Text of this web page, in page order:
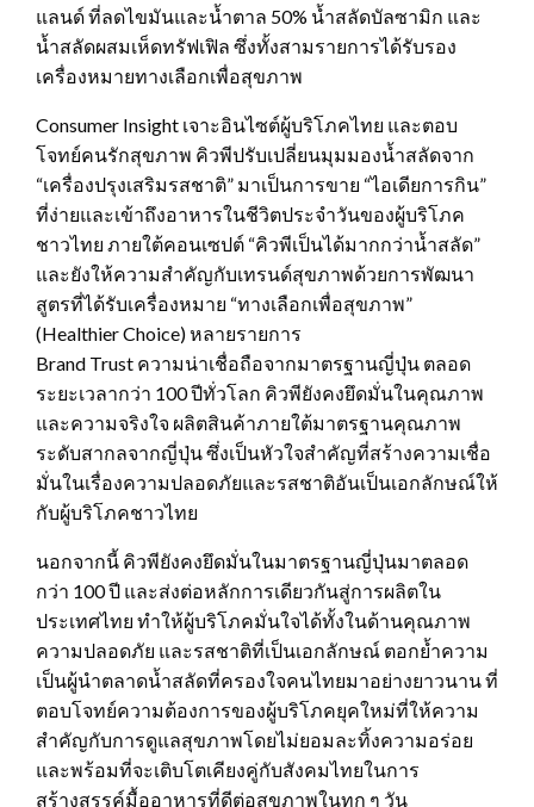
แลนด์ ที่ลดไขมันและน้ำตาล 50% น้ำสลัดบัลซามิก และ
น้ำสลัดผสมเห็ดทรัฟเฟิล ซึ่งทั้งสามรายการได้รับรอง
เครื่องหมายทางเลือกเพื่อสุขภาพ
Consumer Insight เจาะอินไซต์ผู้บริโภคไทย และตอบ
โจทย์คนรักสุขภาพ คิวพีปรับเปลี่ยนมุมมองน้ำสลัดจาก
“เครื่องปรุงเสริมรสชาติ” มาเป็นการขาย “ไอเดียการกิน”
ที่ง่ายและเข้าถึงอาหารในชีวิตประจำวันของผู้บริโภค
ชาวไทย ภายใต้คอนเซปต์ “คิวพีเป็นได้มากกว่าน้ำสลัด”
และยังให้ความสำคัญกับเทรนด์สุขภาพด้วยการพัฒนา
สูตรที่ได้รับเครื่องหมาย “ทางเลือกเพื่อสุขภาพ”
(Healthier Choice) หลายรายการ
Brand Trust ความน่าเชื่อถือจากมาตรฐานญี่ปุ่น ตลอด
ระยะเวลากว่า 100 ปีทั่วโลก คิวพียังคงยึดมั่นในคุณภาพ
และความจริงใจ ผลิตสินค้าภายใต้มาตรฐานคุณภาพ
ระดับสากลจากญี่ปุ่น ซึ่งเป็นหัวใจสำคัญที่สร้างความเชื่อ
มั่นในเรื่องความปลอดภัยและรสชาติอันเป็นเอกลักษณ์ให้
กับผู้บริโภคชาวไทย
นอกจากนี้ คิวพียังคงยึดมั่นในมาตรฐานญี่ปุ่นมาตลอด
กว่า 100 ปี และส่งต่อหลักการเดียวกันสู่การผลิตใน
ประเทศไทย ทำให้ผู้บริโภคมั่นใจได้ทั้งในด้านคุณภาพ
ความปลอดภัย และรสชาติที่เป็นเอกลักษณ์ ตอกย้ำความ
เป็นผู้นำตลาดน้ำสลัดที่ครองใจคนไทยมาอย่างยาวนาน ที่
ตอบโจทย์ความต้องการของผู้บริโภคยุคใหม่ที่ให้ความ
สำคัญกับการดูแลสุขภาพโดยไม่ยอมละทิ้งความอร่อย
และพร้อมที่จะเติบโตเคียงคู่กับสังคมไทยในการ
สร้างสรรค์มื้ออาหารที่ดีต่อสุขภาพในทุก ๆ วัน